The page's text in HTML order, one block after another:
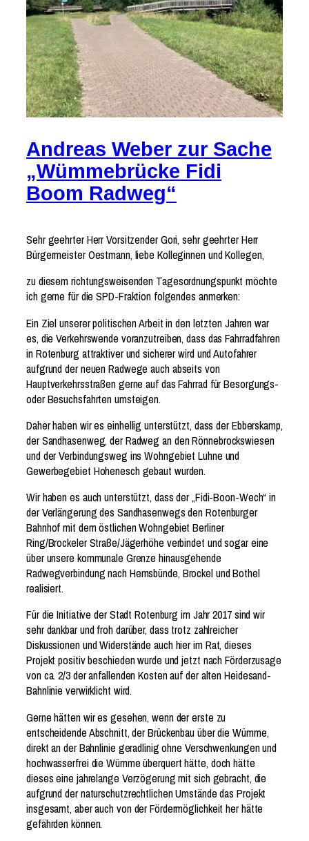
Andreas Weber zur Sache
„Wümmebrücke Fidi
Boom Radweg“
Sehr geehrter Herr Vorsitzender Gori, sehr geehrter Herr
Bürgermeister Oestmann, liebe Kolleginnen und Kollegen,
zu diesem richtungsweisenden Tagesordnungspunkt möchte
ich gerne für die SPD-Fraktion folgendes anmerken:
Ein Ziel unserer politischen Arbeit in den letzten Jahren war
es, die Verkehrswende voranzutreiben, dass das Fahrradfahren
in Rotenburg attraktiver und sicherer wird und Autofahrer
aufgrund der neuen Radwege auch abseits von
Hauptverkehrsstraßen gerne auf das Fahrrad für Besorgungs-
oder Besuchsfahrten umsteigen.
Daher haben wir es einhellig unterstützt, dass der Ebberskamp,
der Sandhasenweg, der Radweg an den Rönnebrockswiesen
und der Verbindungsweg ins Wohngebiet Luhne und
Gewerbegebiet Hohenesch gebaut wurden.
Wir haben es auch unterstützt, dass der „Fidi-Boon-Wech“ in
der Verlängerung des Sandhasenwegs den Rotenburger
Bahnhof mit dem östlichen Wohngebiet Berliner
Ring/Brockeler Straße/Jägerhöhe verbindet und sogar eine
über unsere kommunale Grenze hinausgehende
Radwegverbindung nach Hemsbünde, Brockel und Bothel
realisiert.
Für die Initiative der Stadt Rotenburg im Jahr 2017 sind wir
sehr dankbar und froh darüber, dass trotz zahlreicher
Diskussionen und Widerstände auch hier im Rat, dieses
Projekt positiv beschieden wurde und jetzt nach Förderzusage
von ca. 2/3 der anfallenden Kosten auf der alten Heidesand-
Bahnlinie verwirklicht wird.
Gerne hätten wir es gesehen, wenn der erste zu
entscheidende Abschnitt, der Brückenbau über die Wümme,
direkt an der Bahnlinie geradlinig ohne Verschwenkungen und
hochwasserfrei die Wümme überquert hätte, doch hätte
dieses eine jahrelange Verzögerung mit sich gebracht, die
aufgrund der naturschutzrechtlichen Umstände das Projekt
insgesamt, aber auch von der Fördermöglichkeit her hätte
gefährden können.